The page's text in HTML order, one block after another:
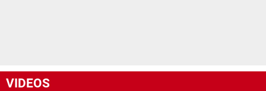
VIDEOS